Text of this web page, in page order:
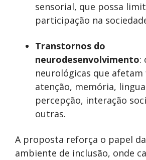
sensorial, que possa
participação na
Transtornos do
neurodesenvolvimento:
neurológicas que
atenção, memória,
percepção, interação
outras.
A proposta reforça o papel
ambiente de inclusão, onde